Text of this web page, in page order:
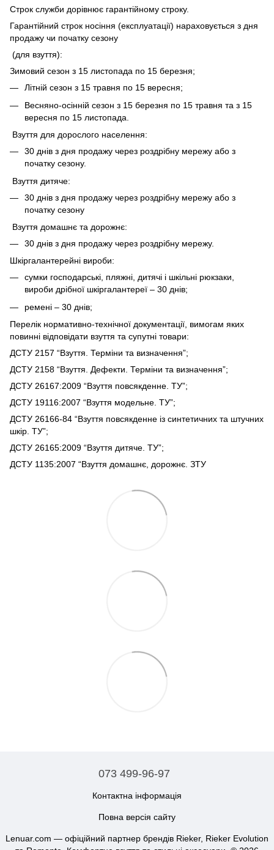
Строк служби дорівнює гарантійному строку.
Гарантійний строк носіння (експлуатації) нараховується з дня
продажу чи початку сезону
(для взуття):
Зимовий сезон з 15 листопада по 15 березня;
Літній сезон з 15 травня по 15 вересня;
Весняно-осінній сезон з 15 березня по 15 травня та з 15
вересня по 15 листопада.
Взуття для дорослого населення:
30 днів з дня продажу через роздрібну мережу або з
початку сезону.
Взуття дитяче:
30 днів з дня продажу через роздрібну мережу або з
початку сезону
Взуття домашнє та дорожнє:
30 днів з дня продажу через роздрібну мережу.
Шкіргалантерейні вироби:
сумки господарські, пляжні, дитячі і шкільні рюкзаки,
вироби дрібної шкіргалантереї – 30 днів;
ремені – 30 днів;
Перелік нормативно-технічної документації, вимогам яких
повинні відповідати взуття та супутні товари:
ДСТУ 2157 “Взуття. Терміни та визначення”;
ДСТУ 2158 “Взуття. Дефекти. Терміни та визначення”;
ДСТУ 26167:2009 “Взуття повсякденне. ТУ”;
ДСТУ 19116:2007 “Взуття модельне. ТУ”;
ДСТУ 26166-84 “Взуття повсякденне із синтетичних та штучних
шкір. ТУ”;
ДСТУ 26165:2009 “Взуття дитяче. ТУ”;
ДСТУ 1135:2007 “Взуття домашнє, дорожнє. ЗТУ
073 499-96-97
Контактна інформація
Повна версія сайту
Lenuar.com — офіційний партнер брендів Rieker, Rieker Evolution